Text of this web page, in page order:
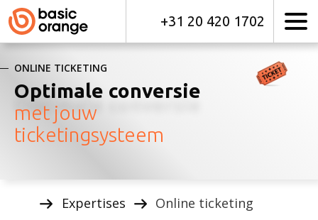
+31 20 420 1702
ONLINE TICKETING
Optimale conversie
met jouw
ticketingsysteem
Expertises Online ticketing